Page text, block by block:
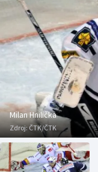
Cyklistika
DALŠÍ SPORTY
Americký fotbal
Baseball a softbal
Basketbal
Biatlon
NEPŘEHLÉDNĚTE
Soutěže
Historické návraty
Aplikace ČT sport
Milan Hnilička
Zdroj:ČTK/ČTK